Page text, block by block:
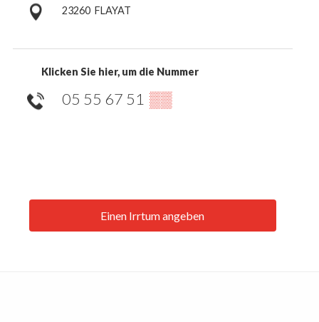
23260 FLAYAT
Klicken Sie hier, um die Nummer
05 55 67 51 ▒▒
Einen Irrtum angeben